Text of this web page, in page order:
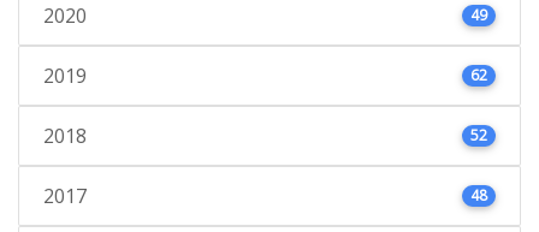
2020 49
2019 62
2018 52
2017 48